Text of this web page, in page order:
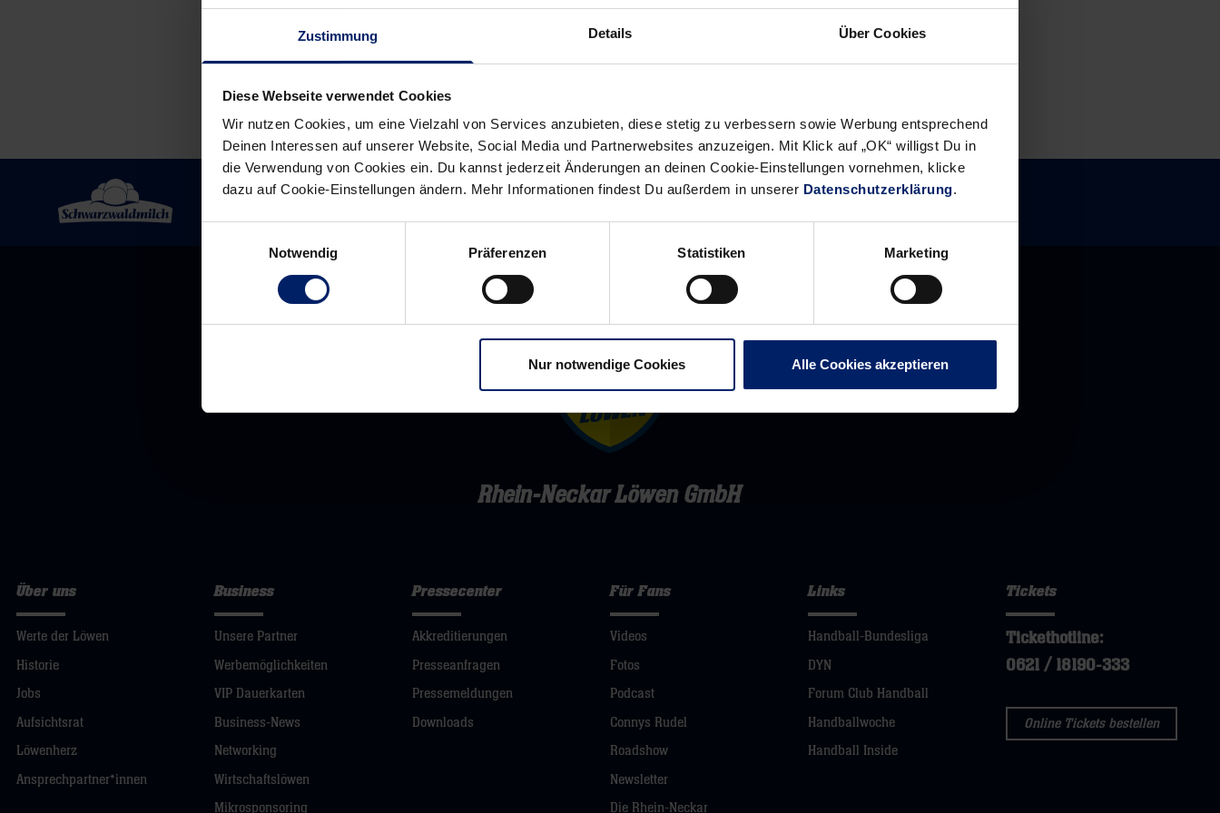
Zustimmung Details Über Cookies
Diese Webseite verwendet Cookies
Wir nutzen Cookies, um eine Vielzahl von Services anzubieten, diese stetig zu verbessern sowie Werbung entsprechend
Deinen Interessen auf unserer Website, Social Media und Partnerwebsites anzuzeigen. Mit Klick auf „OK“ willigst Du in
die Verwendung von Cookies ein. Du kannst jederzeit Änderungen an deinen Cookie-Einstellungen vornehmen, klicke
dazu auf Cookie-Einstellungen ändern. Mehr Informationen findest Du außerdem in unserer Datenschutzerklärung.
Notwendig
Präferenzen Statistiken Marketing
Nur notwendige Cookies Alle Cookies akzeptieren
News:
der
Nebensache
News:
ohne
Rhein-Neckar Löwen GmbH
Über uns
Werte der Löwen
Historie
Jobs
Aufsichtsrat
Löwenherz
Ansprechpartner*innen
Business
Unsere Partner
Werbemöglichkeiten
VIP Dauerkarten
Business-News
Networking
Wirtschaftslöwen
Mikrosponsoring
Pressecenter
Akkreditierungen
Presseanfragen
Pressemeldungen
Downloads
Für Fans
Videos
Fotos
Podcast
Connys Rudel
Roadshow
Newsletter
Die Rhein-Neckar
Links
Handball-Bundesliga
DYN
Forum Club Handball
Handballwoche
Handball Inside
Tickets
Tickethotline:
0621 / 18190-333
Online Tickets bestellen